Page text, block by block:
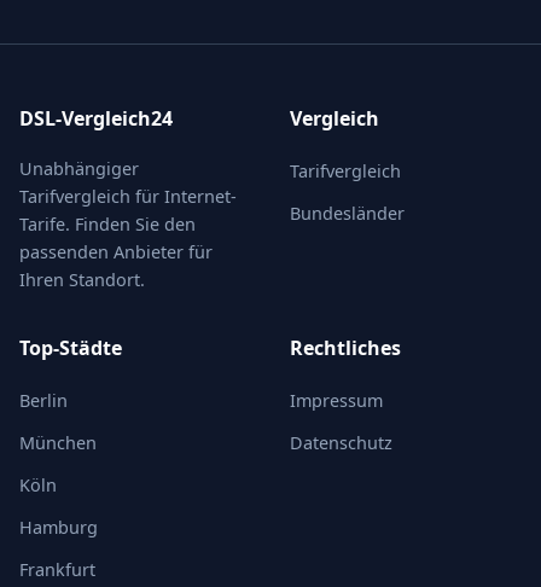
DSL-Vergleich24
Unabhängiger
Tarifvergleich für Internet-
Tarife. Finden Sie den
passenden Anbieter für
Ihren Standort.
Vergleich
Tarifvergleich
Bundesländer
Top-Städte
Berlin
München
Köln
Hamburg
Frankfurt
Rechtliches
Impressum
Datenschutz